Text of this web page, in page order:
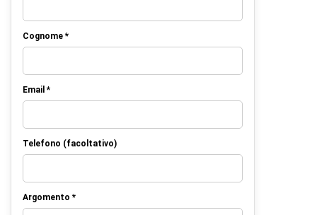
Cognome *
Email *
Telefono (facoltativo)
Argomento *